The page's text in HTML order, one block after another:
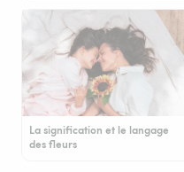
La signification et le langage
des fleurs